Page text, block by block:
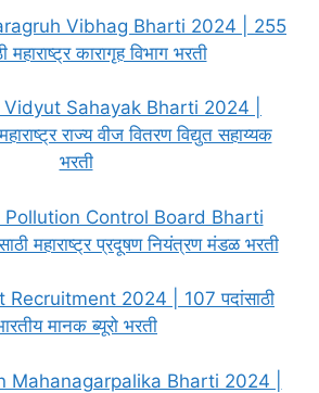
Vibhag Bharti 2024 | 255
महाराष्ट्र कारागृह विभाग भरती
Sahayak Bharti 2024 |
राज्य वीज वितरण विद्युत सहाय्यक
भरती
Control Board Bharti
महाराष्ट्र प्रदूषण नियंत्रण मंडळ भरती
Recruitment 2024 | 107 पदांसाठी
मानक ब्यूरो भरती
Mahanagarpalika Bharti 2024 |